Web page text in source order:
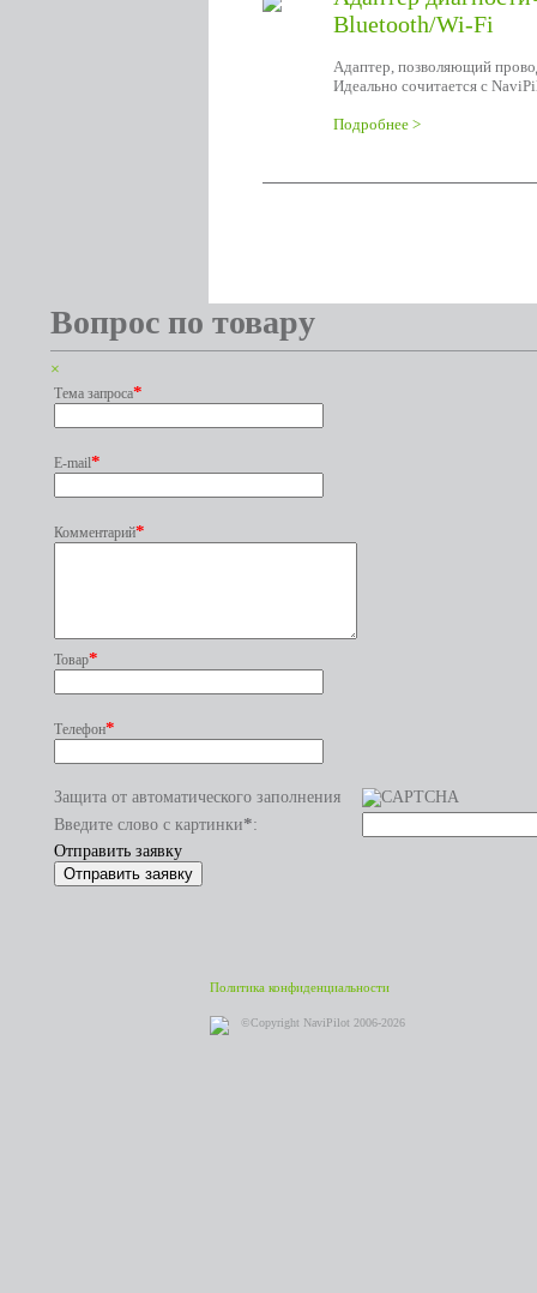
Bluetooth/Wi-Fi
Адаптер, позволяющий
Идеально сочитается с
Подробнее >
Вопрос по товару
×
Тема запроса*
E-mail*
Комментарий*
Товар*
Телефон*
Защита от автоматического заполнения
Введите слово с картинки*:
Отправить заявку
Политика конфиденциальности
©Copyright NaviPilot 2006-2026